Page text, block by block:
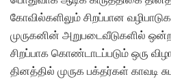
கோவில்களிலும் சிறப்பான
முருகனின் அறுபடைவீடுகளில்
சிறப்பாக கொண்டாடப்படும் ஒரு
தினத்தில் முருக பக்தர்கள் காவடி